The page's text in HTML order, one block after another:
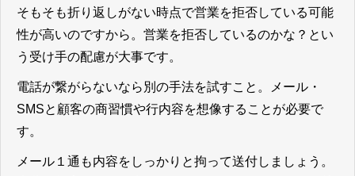
そもそも折り返しがない時点で営業を拒否している可能
性が高いのですから。営業を拒否しているのかな？とい
う受け手の配慮が大事です。
電話が繋がらないなら別の手法を試すこと。メール・
SMSと顧客の商習慣や行内容を想像することが必要で
す。
メール１通も内容をしっかりと拘って送付しましょう。